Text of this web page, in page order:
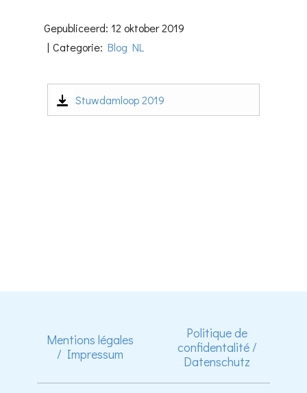
Gepubliceerd: 12 oktober 2019
Categorie: Blog NL
Stuwdamloop 2019
Mentions légales
/ Impressum
Politique de
confidentalité /
Datenschutz